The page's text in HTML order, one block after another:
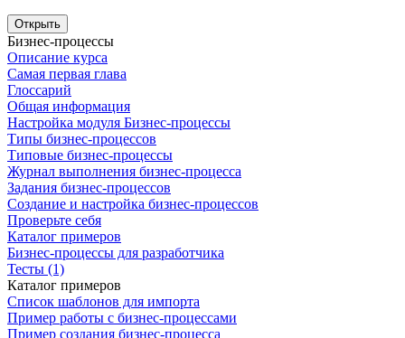
Открыть
Бизнес-процессы
Описание курса
Самая первая глава
Глоссарий
Общая информация
Настройка модуля Бизнес-процессы
Типы бизнес-процессов
Типовые бизнес-процессы
Журнал выполнения бизнес-процесса
Задания бизнес-процессов
Создание и настройка бизнес-процессов
Проверьте себя
Каталог примеров
Бизнес-процессы для разработчика
Тесты (1)
Каталог примеров
Список шаблонов для импорта
Пример работы с бизнес-процессами
Пример создания бизнес-процесса